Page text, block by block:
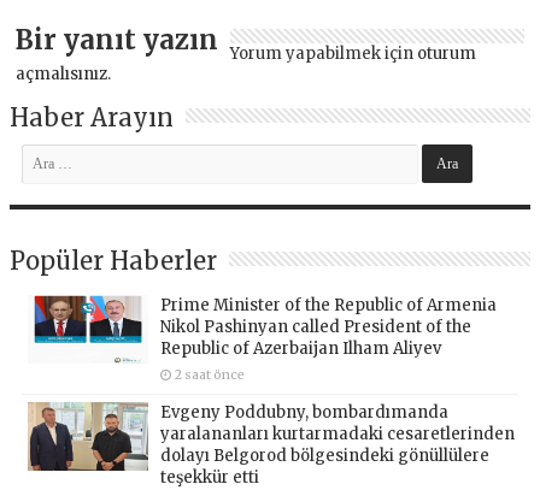
Bir yanıt yazın Yorum yapabilmek için oturum
açmalısınız.
Haber Arayın
Popüler Haberler
Prime Minister of the Republic of Armenia
Nikol Pashinyan called President of the
Republic of Azerbaijan Ilham Aliyev
2 saat önce
Evgeny Poddubny, bombardımanda
yaralananları kurtarmadaki cesaretlerinden
dolayı Belgorod bölgesindeki gönüllülere
teşekkür etti